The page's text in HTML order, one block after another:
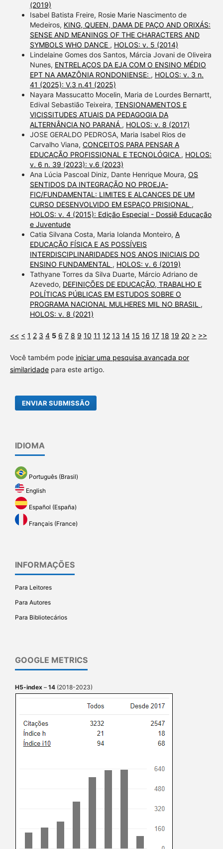
(2019)
Isabel Batista Freire, Rosie Marie Nascimento de
Medeiros, KING, QUEEN, DAMA DE PAÇO AND ORIXÁS:
SENSE AND MEANINGS OF THE CHARACTERS AND
SYMBOLS WHO DANCE , HOLOS: v. 5 (2014)
Lindelaine Gomes dos Santos, Márcia Jovani de Oliveira
Nunes, ENTRELAÇOS DA EJA COM O ENSINO MÉDIO
EPT NA AMAZÔNIA RONDONIENSE: , HOLOS: v. 3 n.
41 (2025): V.3 n.41 (2025)
Nayara Massucatto Mocelin, Maria de Lourdes Bernartt,
Edival Sebastião Teixeira, TENSIONAMENTOS E
VICISSITUDES ATUAIS DA PEDAGOGIA DA
ALTERNÂNCIA NO PARANÁ , HOLOS: v. 8 (2017)
JOSE GERALDO PEDROSA, Maria Isabel Rios de
Carvalho Viana, CONCEITOS PARA PENSAR A
EDUCAÇÃO PROFISSIONAL E TECNOLÓGICA , HOLOS:
v. 6 n. 39 (2023): v.6 (2023)
Ana Lúcia Pascoal Diniz, Dante Henrique Moura, OS
SENTIDOS DA INTEGRAÇÃO NO PROEJA-
FIC/FUNDAMENTAL: LIMITES E ALCANCES DE UM
CURSO DESENVOLVIDO EM ESPAÇO PRISIONAL ,
HOLOS: v. 4 (2015): Edição Especial - Dossiê Educação
e Juventude
Catia Silvana Costa, Maria Iolanda Monteiro, A
EDUCAÇÃO FÍSICA E AS POSSÍVEIS
INTERDISCIPLINARIDADES NOS ANOS INICIAIS DO
ENSINO FUNDAMENTAL , HOLOS: v. 6 (2019)
Tathyane Torres da Silva Duarte, Márcio Adriano de
Azevedo, DEFINIÇÕES DE EDUCAÇÃO, TRABALHO E
POLÍTICAS PÚBLICAS EM ESTUDOS SOBRE O
PROGRAMA NACIONAL MULHERES MIL NO BRASIL ,
HOLOS: v. 8 (2021)
<< < 1 2 3 4 5 6 7 8 9 10 11 12 13 14 15 16 17 18 19 20 > >>
Você também pode iniciar uma pesquisa avançada por
similaridadepara este artigo.
ENVIAR SUBMISSÃO
IDIOMA
Português (Brasil)
English
Español (España)
Français (France)
INFORMAÇÕES
Para Leitores
Para Autores
Para Bibliotecários
GOOGLE METRICS
H5-index – 14 (2018-2023)